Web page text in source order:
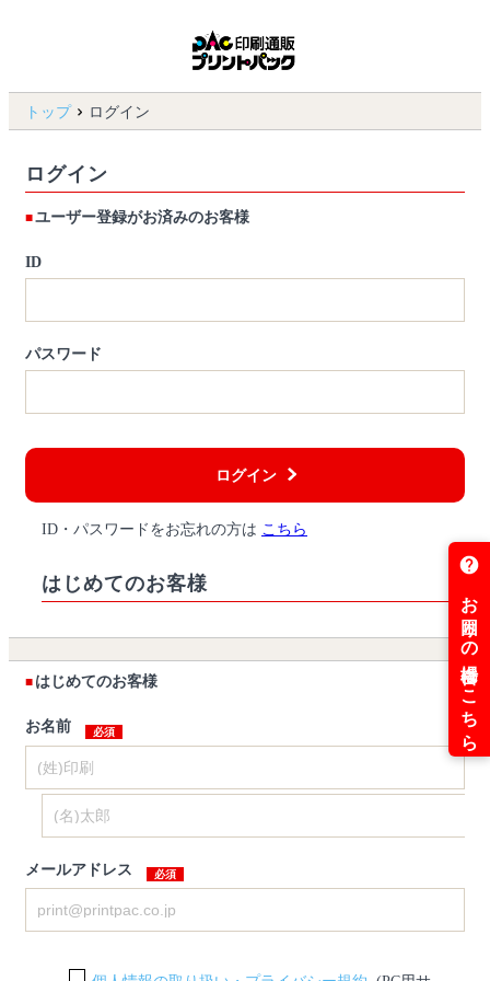
トップ ログイン
ログイン
ユーザー登録がお済みのお客様
ID
パスワード
ログイン
ID・パスワードをお忘れの方は こちら
はじめてのお客様
はじめてのお客様
お名前
メールアドレス